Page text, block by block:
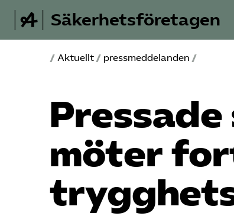
Säkerhetsföretagen
/ Aktuellt / pressmeddelanden /
möter